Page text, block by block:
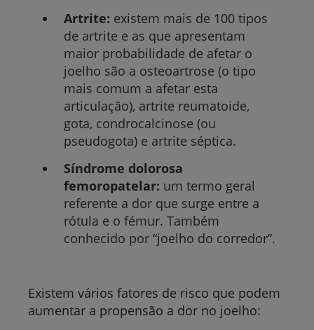
Artrite: existem mais de 100 tipos
de artrite e as que apresentam
maior probabilidade de afetar o
joelho são a osteoartrose (o tipo
mais comum a afetar esta
articulação), artrite reumatoide,
gota, condrocalcinose (ou
pseudogota) e artrite séptica.
Síndrome dolorosa
femoropatelar: um termo geral
referente a dor que surge entre a
rótula e o fémur. Também
conhecido por “joelho do corredor”.
Existem vários fatores de risco que podem
aumentar a propensão a dor no joelho: